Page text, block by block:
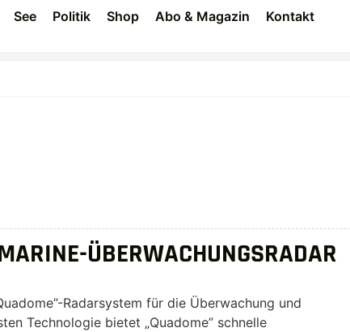
See Politik Shop Abo & Magazin Kontakt
ÜBERWACHUNGSRADAR
Radarsystem für die Überwachung und
Technologie bietet „Quadome” schnelle